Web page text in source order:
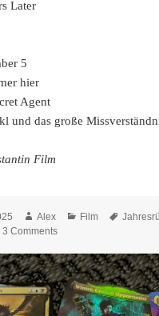
Later
5
hier
Agent
und das große
Film
Author
Alex Categories
Film Tags
3 Commentson Lieblingsfilme 2025